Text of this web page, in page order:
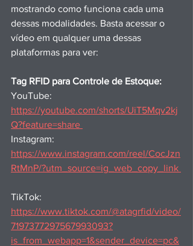
mostrando como funciona cada uma
dessas modalidades. Basta acessar o
vídeo em qualquer uma dessas
plataformas para ver:
Tag RFID para Controle de Estoque:
YouTube:
https://youtube.com/shorts/UiT5Mqv2kj
Q?feature=share
Instagram:
https://www.instagram.com/reel/CocJzn
RtMnP/?utm_source=ig_web_copy_link
TikTok:
https://www.tiktok.com/@atagrfid/video/
7197377297567993093?
is_from_webapp=1&sender_device=pc&